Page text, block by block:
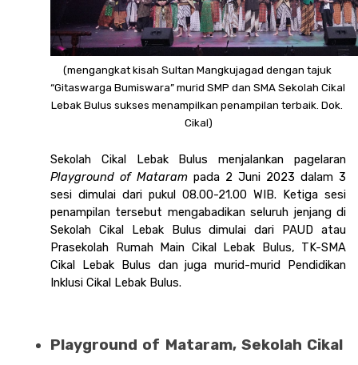
(mengangkat kisah Sultan Mangkujagad dengan tajuk
“Gitaswarga Bumiswara” murid SMP dan SMA Sekolah Cikal
Lebak Bulus sukses menampilkan penampilan terbaik. Dok.
Cikal)
Playground of Mataram pada 2 Juni 2023 dalam 3
sesi dimulai dari pukul 08.00-21.00 WIB. Ketiga sesi
penampilan tersebut mengabadikan seluruh jenjang di
Sekolah Cikal Lebak Bulus dimulai dari PAUD atau
Prasekolah Rumah Main Cikal Lebak Bulus, TK-SMA
Cikal Lebak Bulus dan juga murid-murid Pendidikan
Inklusi Cikal Lebak Bulus.
Playground of Mataram, Sekolah Cikal